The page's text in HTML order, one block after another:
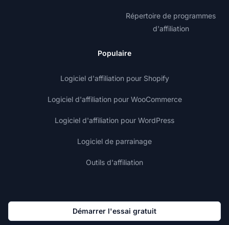
Répertoire de programmes
d'affiliation
Populaire
Logiciel d'affiliation pour Shopify
Logiciel d'affiliation pour WooCommerce
Logiciel d'affiliation pour WordPress
Logiciel de parrainage
Outils d'affiliation
Démarrer l'essai gratuit